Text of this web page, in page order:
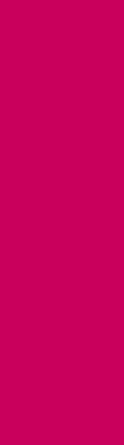
dat een verdachte of
uniek
het derde lid van artikel 27b.
/ gelieerde diensten
overheden als financiële
gefinancierd door de
Generaal Rechtspleging en
De kosten en P-capaciteit
worden. Er is geen vergoeding of
vanuit de opdrachtgever of
van deze dienst verloopt via een
meer informatie of voor het
product kunt u via de mail
de afdeling Klant Contact en